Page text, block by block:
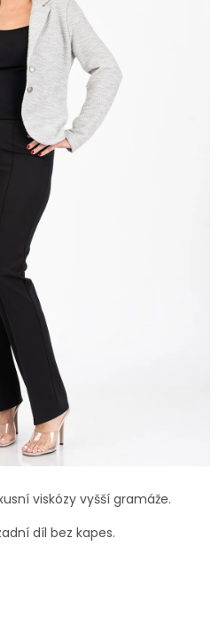
viskózy vyšší gramáže.
díl bez kapes.